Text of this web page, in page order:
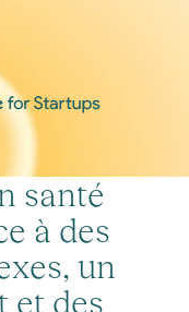
santé
e à des
xes, un
t et des